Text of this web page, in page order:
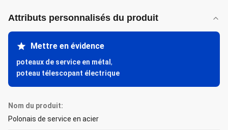
Attributs personnalisés du produit
Mettre en évidence
poteaux de service en métal ,
poteau télescopant électrique
Nom du produit:
Polonais de service en acier